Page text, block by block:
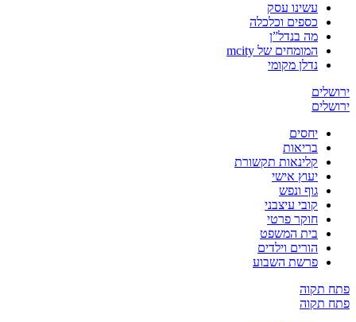
עשינו עסק
כספים וכלכלה
מה בנדל”ן
המומחים של mcity
נדלן מקומי
יחסים
בריאות
קלינאות תקשורת
יעוץ אישי
גוף ונפש
קובי עיצבני
חוקר פרטי
בית המשפט
הורים וילדים
פרשת השבוע
תקוה
תקוה